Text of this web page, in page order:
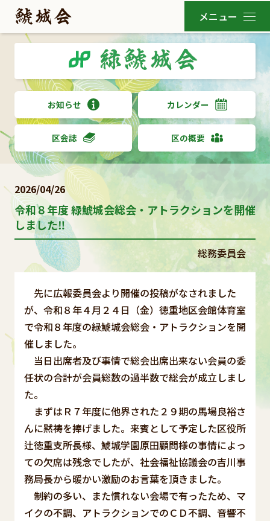
お知らせ カレンダー
区会誌 区の概要
2026/04/26
令和８年度 緑鯱城会総会・アトラクションを開催
しました‼
総務委員会
先に広報委員会より開催の投稿がなされました
が、令和８年４月２４日（金）徳重地区会館体育室
で令和８年度の緑鯱城会総会・アトラクションを開
催しました。
当日出席者及び事情で総会出席出来ない会員の委
任状の合計が会員総数の過半数で総会が成立しまし
た。
まずはＲ７年度に他界された２９期の馬場良裕さ
んに黙祷を捧げました。来賓として予定した区役所
辻徳重支所長様、鯱城学園原田顧問様の事情によっ
ての欠席は残念でしたが、社会福祉協議会の吉川事
務局長から暖かい激励のお言葉を頂きました。
制約の多い、また慣れない会場で有ったため、マ
イクの不調、アトラクションでのＣＤ不調、音響不